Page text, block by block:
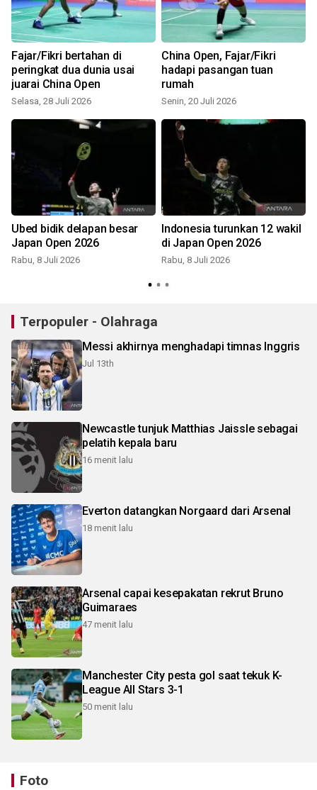
Fajar/Fikri bertahan di
peringkat dua dunia usai
juarai China Open
Selasa, 28 Juli 2026
China Open, Fajar/Fikri
hadapi pasangan tuan
rumah
Senin, 20 Juli 2026
Ubed bidik delapan besar
Japan Open 2026
Rabu, 8 Juli 2026
Indonesia turunkan 12 wakil
di Japan Open 2026
Rabu, 8 Juli 2026
Terpopuler - Olahraga
Messi akhirnya menghadapi timnas Inggris
Jul 13th
Newcastle tunjuk Matthias Jaissle sebagai
pelatih kepala baru
16 menit lalu
Everton datangkan Norgaard dari Arsenal
18 menit lalu
Arsenal capai kesepakatan rekrut Bruno
Guimaraes
47 menit lalu
Manchester City pesta gol saat tekuk K-
League All Stars 3-1
50 menit lalu
Foto